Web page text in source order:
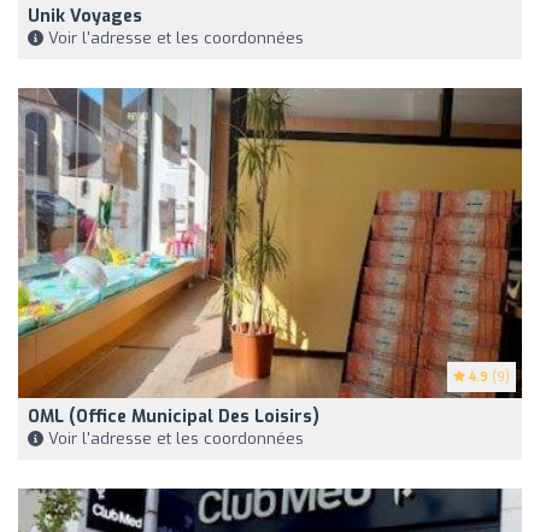
Unik Voyages
Voir l'adresse et les coordonnées
4.9 (9)
OML (Office Municipal Des Loisirs)
Voir l'adresse et les coordonnées